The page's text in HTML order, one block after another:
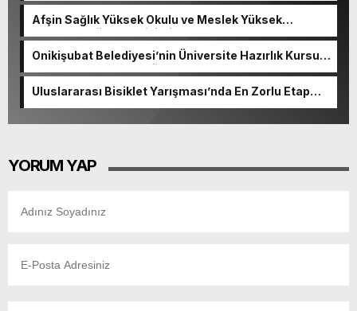
Afşin Sağlık Yüksek Okulu ve Meslek Yüksek
Okulunda görev değişimi!
Onikişubat Belediyesi’nin Üniversite Hazırlık Kursu
başvurularında son gün 7 Ağustos.
Uluslararası Bisiklet Yarışması’nda En Zorlu Etap
YORUM YAP